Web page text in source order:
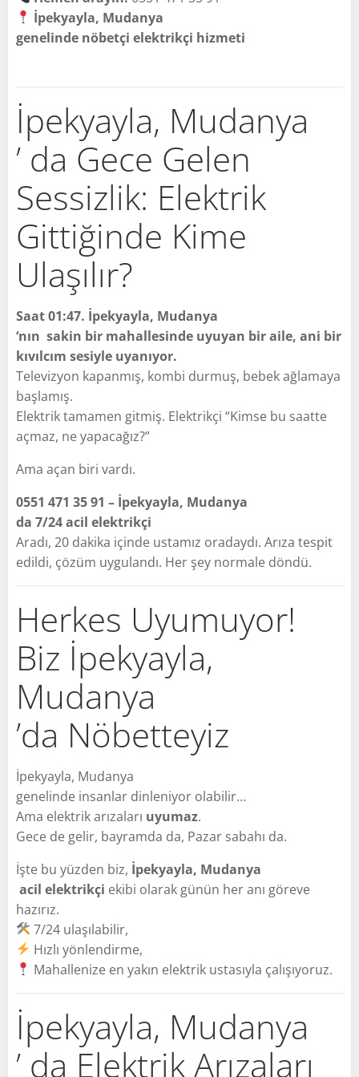
İpekyayla, Mudanya
genelinde nöbetçi elektrikçi hizmeti
İpekyayla, Mudanya
’ da Gece Gelen
Sessizlik: Elektrik
Gittiğinde Kime
Ulaşılır?
Saat 01:47. İpekyayla, Mudanya
‘nın sakin bir mahallesinde uyuyan bir aile, ani bir
kıvılcım sesiyle uyanıyor.
Televizyon kapanmış, kombi durmuş, bebek ağlamaya
başlamış.
Elektrik tamamen gitmiş. Elektrikçi “Kimse bu saatte
açmaz, ne yapacağız?”
Ama açan biri vardı.
0551 471 35 91 – İpekyayla, Mudanya
da 7/24 acil elektrikçi
Aradı, 20 dakika içinde ustamız oradaydı. Arıza tespit
edildi, çözüm uygulandı. Her şey normale döndü.
Herkes Uyumuyor!
Biz İpekyayla,
Mudanya
’da Nöbetteyiz
İpekyayla, Mudanya
genelinde insanlar dinleniyor olabilir…
Ama elektrik arızaları uyumaz.
Gece de gelir, bayramda da, Pazar sabahı da.
İşte bu yüzden biz, İpekyayla, Mudanya
acil elektrikçi ekibi olarak günün her anı göreve
hazırız.
7/24 ulaşılabilir,
Hızlı yönlendirme,
Mahallenize en yakın elektrik ustasıyla çalışıyoruz.
İpekyayla, Mudanya
’ da Elektrik Arızaları